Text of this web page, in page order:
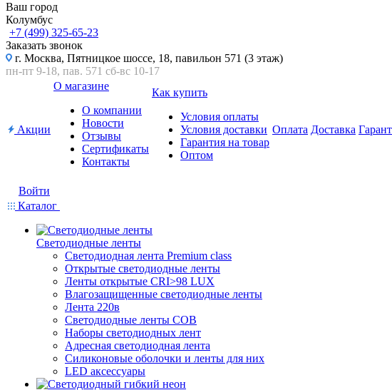
Ваш город
Колумбус
+7 (499) 325-65-23
Заказать звонок
г. Москва, Пятницкое шоссе, 18, павильон 571 (3 этаж)
пн-пт 9-18, пав. 571 сб-вс 10-17
Акции
О магазине
О компании
Новости
Отзывы
Сертификаты
Контакты
Как купить
Условия оплаты
Условия доставки
Гарантия на товар
Оптом
Оплата Доставка
Войти
Каталог
Светодиодные ленты
Светодиодная лента Premium class
Открытые светодиодные ленты
Ленты открытые CRI>98 LUX
Влагозащищенные светодиодные ленты
Лента 220в
Светодиодные ленты COB
Наборы светодиодных лент
Адресная светодиодная лента
Силиконовые оболочки и ленты для них
LED аксессуары